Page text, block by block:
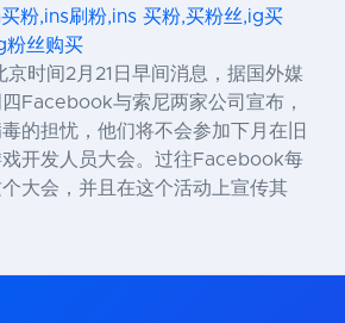
粉,ins刷粉,ins 买粉,买粉丝,ig买
粉丝购买
京时间2月21日早间消息，据国外媒
Facebook与索尼两家公司宣布，
的担忧，他们将不会参加下月在旧
开发人员大会。过往Facebook每
大会，并且在这个活动上宣传其